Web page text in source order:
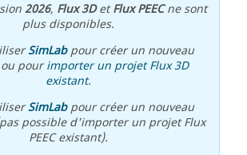
2026, Flux 3DetFlux PEECne sont
plus disponibles.
SimLabpour créer un nouveau
pourimporter un projet Flux 3D
existant.
SimLabpour créer un nouveau
possible d'importer un projet Flux
PEEC existant).